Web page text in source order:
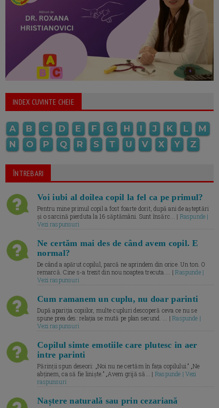
INDEX CUVINTE CHEIE
A B C D E F G H I J K L
M
N
O P Q R S T U V X Y Z
ÎNTREBARI
Voi iubi al doilea copil la fel ca pe primul?
Pentru mine primul copil a fost foarte dorit, după ani de așteptări
și o sarcină pierduta la 16 săptămâni. Sunt însărc... | Raspunde |
Vezi raspunsuri
Ne certăm mai des de când avem copil. E
normal?
De când a apărut copilul, parcă ne aprindem din orice. Un ton. O
remarcă. Cine s-a trezit din nou noaptea trecuta.... |Raspunde |
Vezi raspunsuri
Cum ramanem un cuplu, nu doar parinti
După apariția copiilor, multe cupluri descoperă ceva ce nu se
spune prea des: relația se mută pe plan secund. ... |Raspunde |
Vezi raspunsuri
Copilul simte emotiile care plutesc in aer
intre parinti
Părinții spun deseori: „Noi nu ne certăm în fața copilului.” „Ne
abținem, ca să fie liniște.” „Avem grijă să... | Raspunde | Vezi
raspunsuri
Naștere naturală sau prin cezariană